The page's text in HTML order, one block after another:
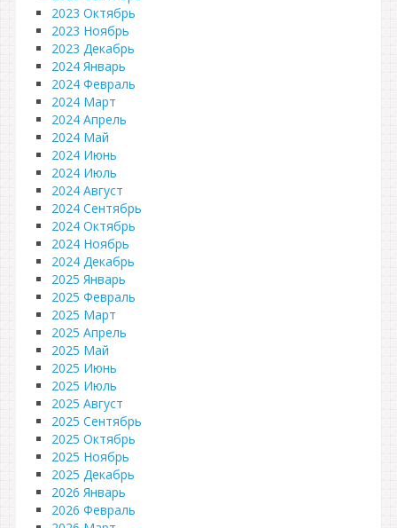
2023 Октябрь
2023 Ноябрь
2023 Декабрь
2024 Январь
2024 Февраль
2024 Март
2024 Апрель
2024 Май
2024 Июнь
2024 Июль
2024 Август
2024 Сентябрь
2024 Октябрь
2024 Ноябрь
2024 Декабрь
2025 Январь
2025 Февраль
2025 Март
2025 Апрель
2025 Май
2025 Июнь
2025 Июль
2025 Август
2025 Сентябрь
2025 Октябрь
2025 Ноябрь
2025 Декабрь
2026 Январь
2026 Февраль